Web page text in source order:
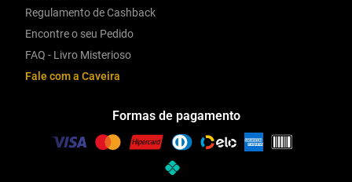
Regulamento de Cashback
Encontre o seu Pedido
FAQ - Livro Misterioso
Fale com a Caveira
Formas de pagamento